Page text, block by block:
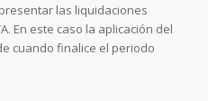
las liquidaciones
En este caso la aplicación del
cuando finalice el periodo